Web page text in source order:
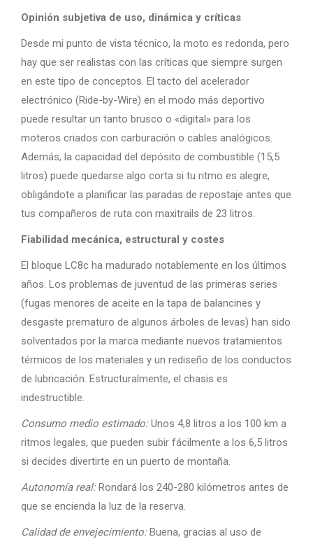
Opinión subjetiva de uso, dinámica y críticas
Desde mi punto de vista técnico, la moto es redonda, pero
hay que ser realistas con las críticas que siempre surgen
en este tipo de conceptos. El tacto del acelerador
electrónico (Ride-by-Wire) en el modo más deportivo
puede resultar un tanto brusco o «digital» para los
moteros criados con carburación o cables analógicos.
Además, la capacidad del depósito de combustible (15,5
litros) puede quedarse algo corta si tu ritmo es alegre,
obligándote a planificar las paradas de repostaje antes que
tus compañeros de ruta con maxitrails de 23 litros.
Fiabilidad mecánica, estructural y costes
El bloque LC8c ha madurado notablemente en los últimos
años. Los problemas de juventud de las primeras series
(fugas menores de aceite en la tapa de balancines y
desgaste prematuro de algunos árboles de levas) han sido
solventados por la marca mediante nuevos tratamientos
térmicos de los materiales y un rediseño de los conductos
de lubricación. Estructuralmente, el chasis es
indestructible.
Consumo medio estimado:Unos 4,8 litros a los 100 km a
ritmos legales, que pueden subir fácilmente a los 6,5 litros
si decides divertirte en un puerto de montaña.
Autonomía real:Rondará los 240-280 kilómetros antes de
que se encienda la luz de la reserva.
Calidad de envejecimiento:Buena, gracias al uso de